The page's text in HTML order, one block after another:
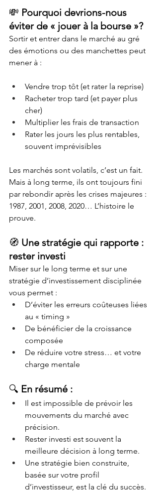
💸 Pourquoi devrions-nous
éviter de « jouer à la bourse »?
Sortir et entrer dans le marché au gré
des émotions ou des manchettes peut
mener à :
Vendre trop tôt (et rater la reprise)
Racheter trop tard (et payer plus
cher)
Multiplier les frais de transaction
Rater les jours les plus rentables,
souvent imprévisibles
Les marchés sont volatils, c’est un fait.
Mais à long terme, ils ont toujours fini
par rebondir après les crises majeures :
1987, 2001, 2008, 2020… L’histoire le
prouve.
🧭 Une stratégie qui rapporte :
rester investi
Miser sur le long terme et sur une
stratégie d’investissement disciplinée
vous permet :
D’éviter les erreurs coûteuses liées
au « timing »
De bénéficier de la croissance
composée
De réduire votre stress… et votre
charge mentale
🔍 En résumé :
Il est impossible de prévoir les
mouvements du marché avec
précision.
Rester investi est souvent la
meilleure décision à long terme.
Une stratégie bien construite,
basée sur votre profil
d’investisseur, est la clé du succès.